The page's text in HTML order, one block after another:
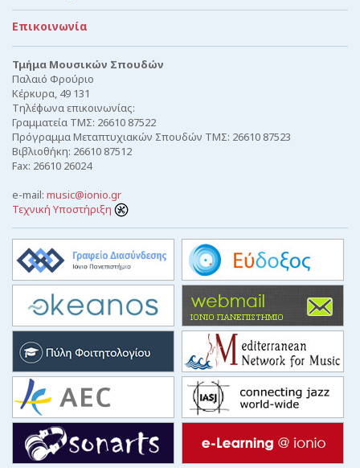
Επικοινωνία
Τμήμα Μουσικών Σπουδών
Παλαιό Φρούριο
Κέρκυρα, 49 131
Τηλέφωνα επικοινωνίας:
Γραμματεία ΤΜΣ: 26610 87522
Πρόγραμμα Μεταπτυχιακών Σπουδών ΤΜΣ: 26610 87523
Βιβλιοθήκη: 26610 87512
Fax: 26610 26024
e-mail: music@ionio.gr
Τεχνική Υποστήριξη